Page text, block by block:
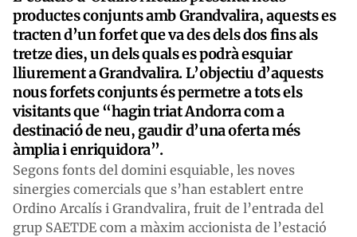
productes conjunts amb Grandvalira, aquests es
tracten d’un forfet que va des dels dos fins als
tretze dies, un dels quals es podrà esquiar
lliurement a Grandvalira. L’objectiu d’aquests
nous forfets conjunts és permetre a tots els
visitants que “hagin triat Andorra com a
destinació de neu, gaudir d’una oferta més
àmplia i enriquidora”.
Segons fonts del domini esquiable, les noves
sinergies comercials que s’han establert entre
Ordino Arcalís i Grandvalira, fruit de l’entrada del
grup SAETDE com a màxim accionista de l’estació